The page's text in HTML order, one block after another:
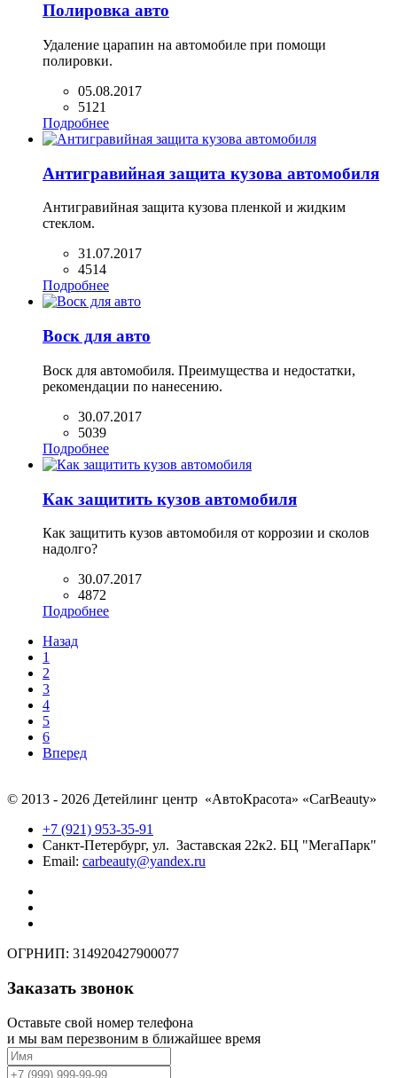
Полировка авто
Удаление царапин на автомобиле при помощи
полировки.
05.08.2017
5121
Подробнее
Антигравийная защита кузова автомобиля
Антигравийная защита кузова пленкой и жидким
стеклом.
31.07.2017
4514
Подробнее
Воск для авто
Воск для автомобиля. Преимущества и недостатки,
рекомендации по нанесению.
30.07.2017
5039
Подробнее
Как защитить кузов автомобиля
Как защитить кузов автомобиля от коррозии и сколов
надолго?
30.07.2017
4872
Подробнее
Назад
1
2
3
4
5
6
Вперед
© 2013 - 2026 Детейлинг центр «АвтоКрасота» «CarBeauty»
+7 (921) 953-35-91
Санкт-Петербург, ул. Заставская 22к2. БЦ "МегаПарк"
Email: carbeauty@yandex.ru
ОГРНИП: 314920427900077
Заказать звонок
Оставьте свой номер телефона
и мы вам перезвоним в ближайшее время